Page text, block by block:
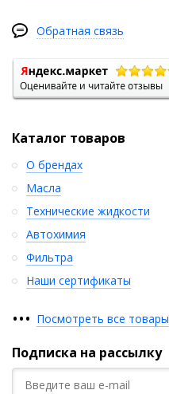
Обратная связь
Каталог товаров
О брендах
Масла
Технические жидкости
Автохимия
Фильтра
Наши сертификаты
••• Посмотреть все товары
Подписка на рассылку